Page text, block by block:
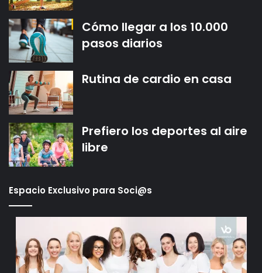
Cómo llegar a los 10.000
pasos diarios
Rutina de cardio en casa
Prefiero los deportes al aire
libre
Espacio Exclusivo para Soci@s